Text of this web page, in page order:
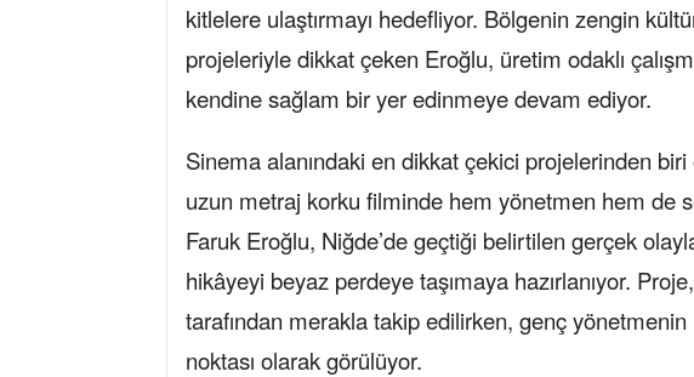
kitlelere ulaştırmayı hedefliyor. Bölgenin zengin
projeleriyle dikkat çeken Eroğlu, üretim odaklı
kendine sağlam bir yer edinmeye devam ediyor.
Sinema alanındaki en dikkat çekici projelerinden biri
uzun metraj korku filminde hem yönetmen hem de
Faruk Eroğlu, Niğde’de geçtiği belirtilen gerçek
hikâyeyi beyaz perdeye taşımaya hazırlanıyor.
tarafından merakla takip edilirken, genç
noktası olarak görülüyor.